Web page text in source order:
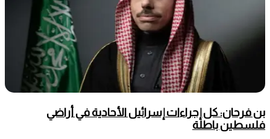
بن فرحان: كل إجراءات إسرائيل الأحادية في أراضي
فلسطين باطلة